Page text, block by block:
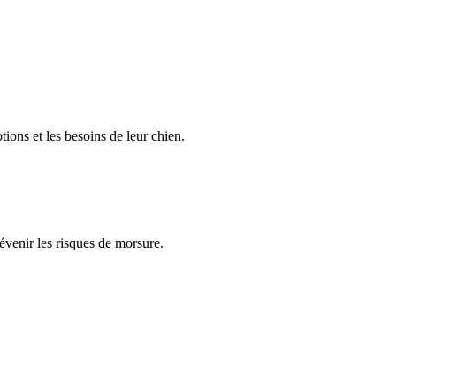
et les besoins de leur chien.
les risques de morsure.